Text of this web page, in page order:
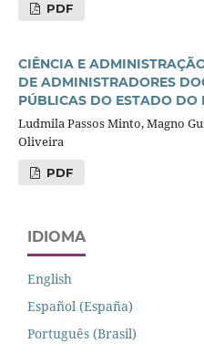
PDF
CIÊNCIA E
DE ADMINISTRADORES
PÚBLICAS DO ESTADO DO
Ludmila Passos Minto, Magno
Oliveira
PDF
IDIOMA
English
Español (España)
Português (Brasil)